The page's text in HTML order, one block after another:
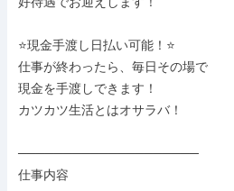
⭐現金手渡し日払い可能！⭐
仕事が終わったら、毎日その場で
現金を手渡しできます！
カツカツ生活とはオサラバ！
────────────────────
仕事内容